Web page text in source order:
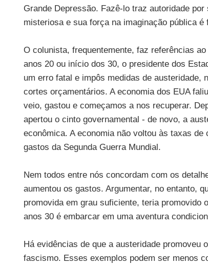
Grande Depressão. Fazê-lo traz autoridade
misteriosa e sua força na imaginação pública é
O colunista, frequentemente, faz referências
anos 20 ou início dos 30, o presidente dos
um erro fatal e impôs medidas de austeridade,
cortes orçamentários. A economia dos EUA
veio, gastou e começamos a nos recuperar.
apertou o cinto governamental - de novo, a
econômica. A economia não voltou às taxas
gastos da Segunda Guerra Mundial.
Nem todos entre nós concordam com os
aumentou os gastos. Argumentar, no entanto,
promovida em grau suficiente, teria promovido
anos 30 é embarcar em uma aventura
Há evidências de que a austeridade promoveu
fascismo. Esses exemplos podem ser menos